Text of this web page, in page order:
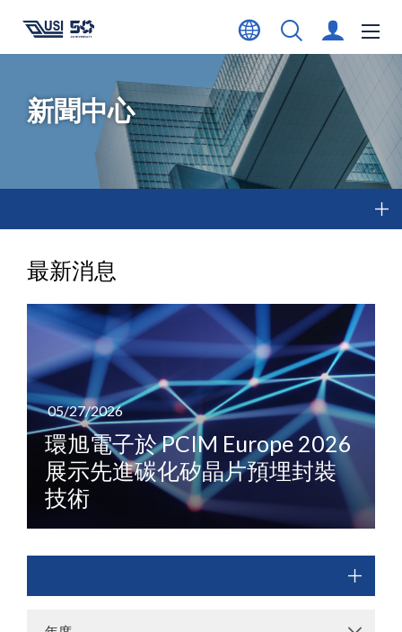
新聞中心
最新消息
05/27/2026
環旭電子於 PCIM Europe 2026
展示先進碳化矽晶片預埋封裝
技術